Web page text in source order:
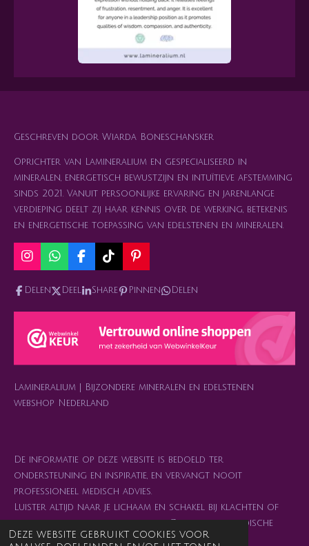
Deze website gebruikt cookies voor
Geschreven door Wiarda Boneschansker
Oprichter van Lamineralium en gespecialiseerd in
mineralen, energetisch bewustzijn en intuïtieve afstemming
sinds 2021. Vanuit persoonlijke ervaring en jarenlange
verdieping deelt zij haar kennis over de werking, betekenis
en energetische toepassing van edelstenen en mineralen.
I
n
s
a
r
a
W
h
a
t
s
p
p
F
a
c
e
b
T
i
k
o
P
i
n
e
e
s
Delen Deel Share Pinnen Delen
Lamineralium | Bijzondere mineralen en edelstenen
webshop Nederland
De informatie op deze website is bedoeld ter
ondersteuning en inspiratie, en vervangt nooit
professioneel medisch advies.
Luister altijd naar je lichaam en schakel bij klachten of
twijfel je arts of behandelaar in. Zelfzorg en medische
zorg mogen elkaar juist versterken. 💜